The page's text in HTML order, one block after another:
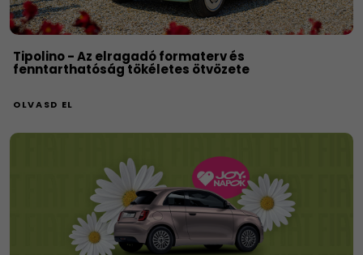
Tipolino - Az elragadó formaterv és
fenntarthatóság tökéletes ötvözete
OLVASD EL